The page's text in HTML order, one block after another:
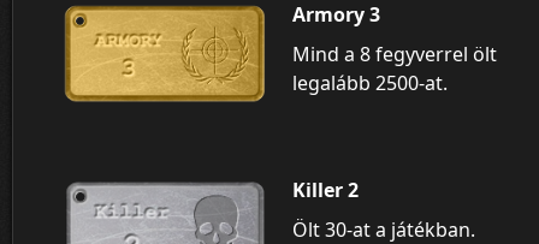
Armory 3
Mind a 8 fegyverrel ölt
legalább 2500-at.
Killer 2
Ölt 30-at a játékban.